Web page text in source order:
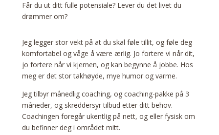
Får du ut ditt fulle potensiale? Lever du det livet du
drømmer om?
Jeg legger stor vekt på at du skal føle tillit, og føle deg
komfortabel og våge å være ærlig. Jo fortere vi når dit,
jo fortere når vi kjernen, og kan begynne å jobbe. Hos
meg er det stor takhøyde, mye humor og varme.
Jeg tilbyr månedlig coaching, og coaching-pakke på 3
måneder, og skreddersyr tilbud etter ditt behov.
Coachingen foregår ukentlig på nett, og eller fysisk om
du befinner deg i området mitt.